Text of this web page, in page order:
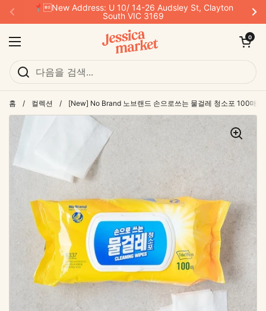
본문으로 건너뛰기
이전
📍New Address: U 10/ 14-26 Audsley St, Clayton
South VIC 3169
다
메뉴 열기
카트 열기
0
홈 / 컬렉션 / [New] No Brand 노브랜드 손으로쓰는 물걸레 청소포 100매